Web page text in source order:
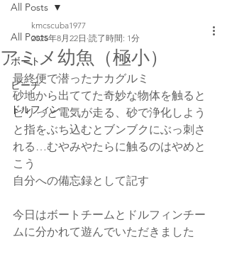
All Posts
ボート
ビーチ
ドルフィン
All Posts
アミメ幼魚（極小）
kmcscuba1977
2025年8月22日 読了時間: 1分
最終便で潜ったナカグルミ
砂地から出ててた奇妙な物体を触ると
ピリっと電気が走る、砂で浄化しよう
と指をぶち込むとブンブクにぶっ刺さ
れる…むやみやたらに触るのはやめと
こう
自分への備忘録として記す
今日はボートチームとドルフィンチー
ムに分かれて遊んでいただきました